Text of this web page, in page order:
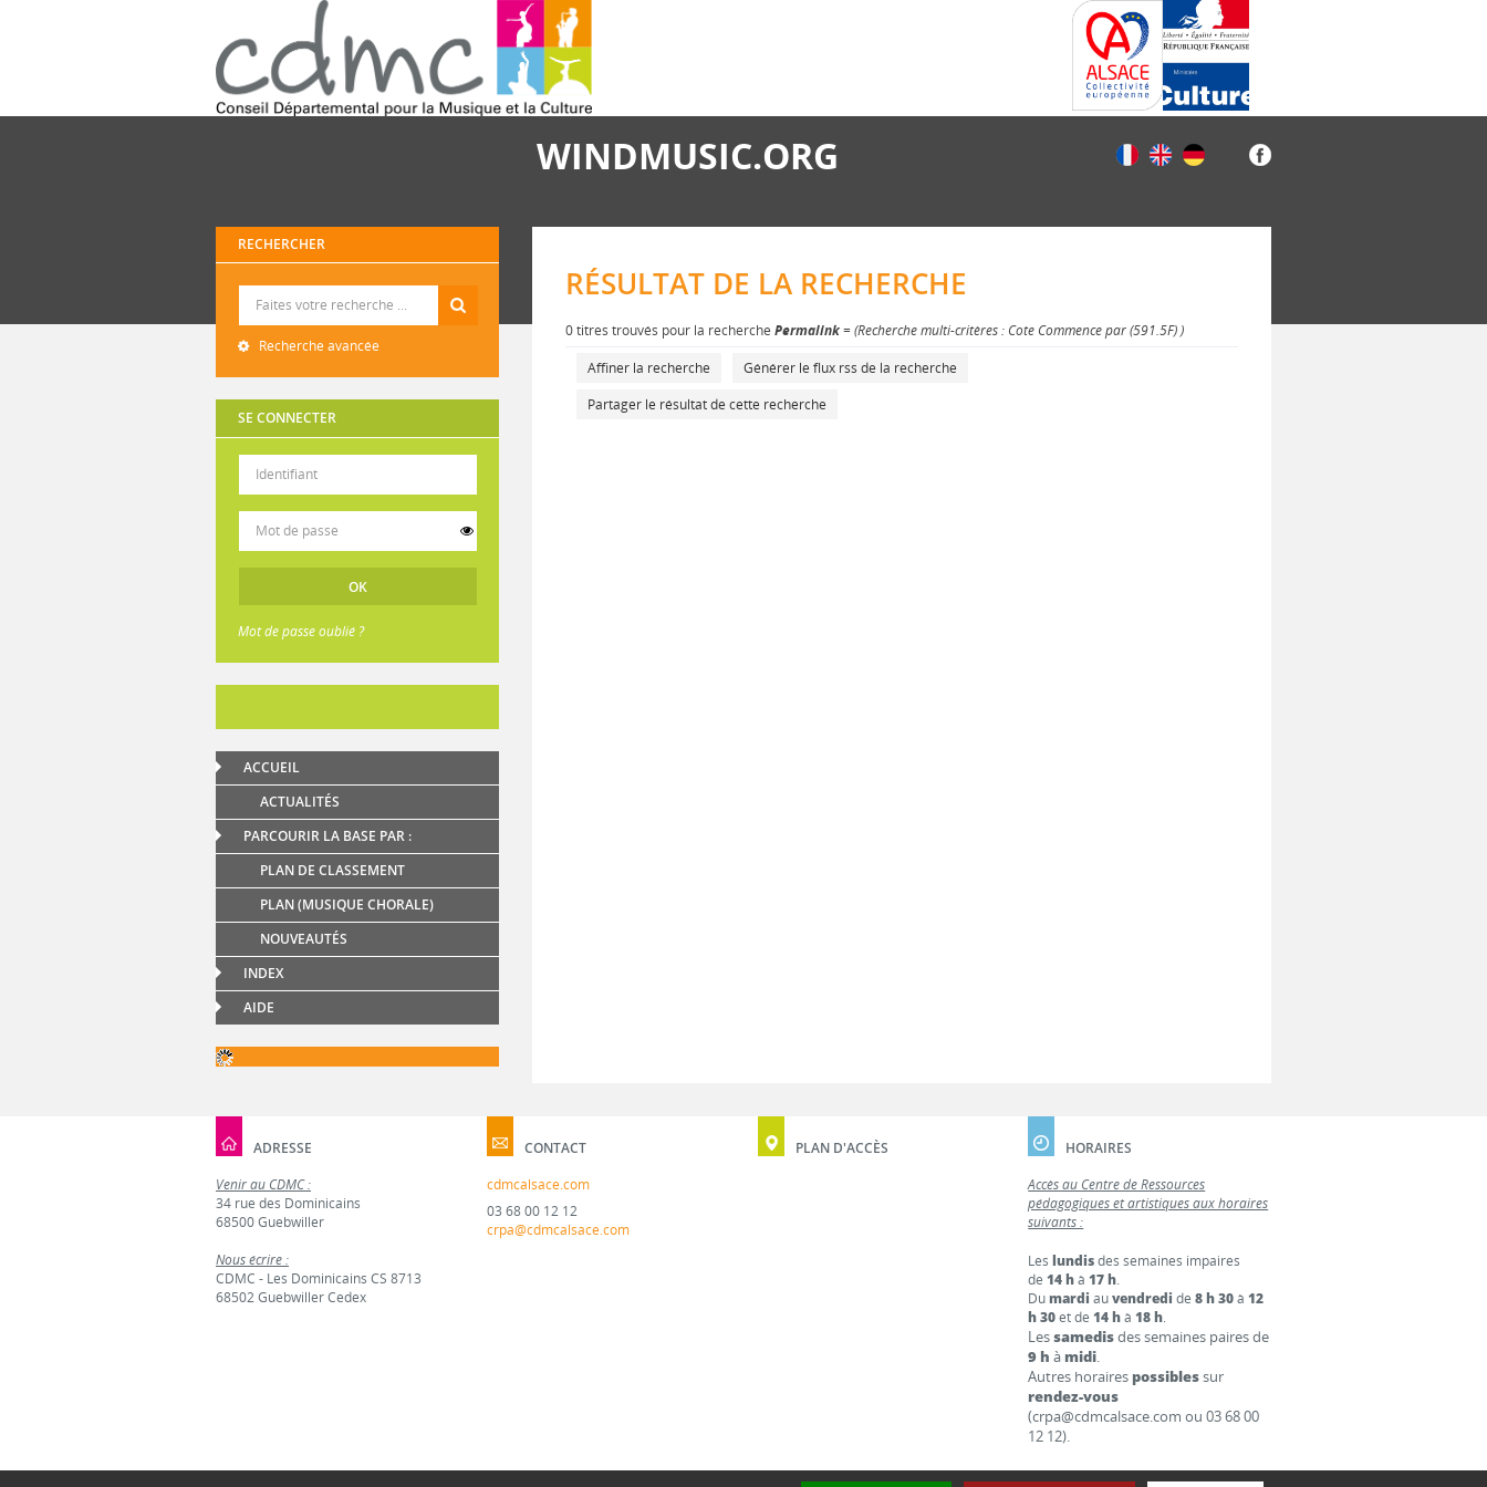
WINDMUSIC.ORG
RECHERCHER
Recherche avancée
SE CONNECTER
Mot de passe oublié ?
ACCUEIL
ACTUALITÉS
PARCOURIR LA BASE PAR :
PLAN DE CLASSEMENT
PLAN (MUSIQUE CHORALE)
NOUVEAUTÉS
INDEX
AIDE
RÉSULTAT DE LA RECHERCHE
0 titres trouvés pour la recherche Permalink= (Recherche multi-critères : Cote Commence par (591.5F) )
Affiner la recherche
Générer le flux rss de la recherche
Partager le résultat de cette recherche
ADRESSE
Venir au CDMC :
34 rue des Dominicains
68500 Guebwiller
Nous écrire :
CDMC - Les Dominicains CS 8713
68502 Guebwiller Cedex
CONTACT
cdmcalsace.com
03 68 00 12 12
crpa@cdmcalsace.com
PLAN D'ACCÈS
HORAIRES
Accès au Centre de Ressources
pédagogiques et artistiques aux horaires
suivants :
Leslundisdes semaines impaires
de14 hà17 h.
Dumardi auvendredi de8 h 30à12
h 30et de14 hà18 h.
Lessamedisdes semaines paires de
9 h à midi.
Autres horaires possiblessur
rendez-vous
(crpa@cdmcalsace.com ou 03 68 00
12 12).